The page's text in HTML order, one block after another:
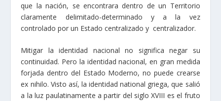
que la nación, se encontrara dentro de un Territorio
claramente delimitado-determinado y a la vez
controlado por un Estado centralizado y centralizador.
Mitigar la identidad nacional no significa negar su
continuidad. Pero la identidad nacional, en gran medida
forjada dentro del Estado Moderno, no puede crearse
ex nihilo. Visto así, la identidad national griega, que salió
a la luz paulatinamente a partir del siglo XVIII es el fruto